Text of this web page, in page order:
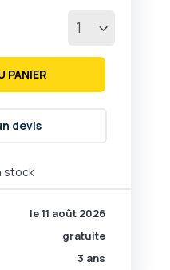
stock
le 11 août 2026
gratuite
3 ans
PANIER
devis